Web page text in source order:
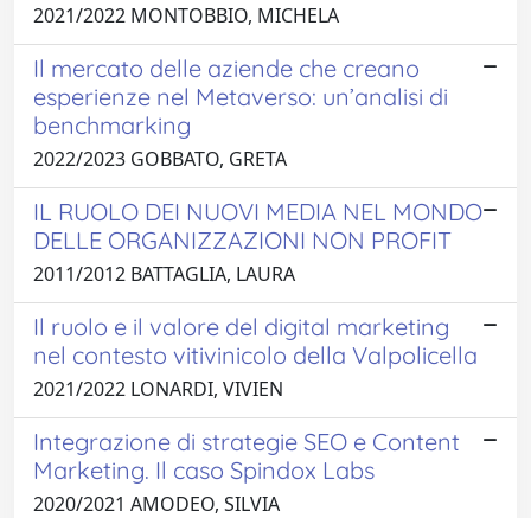
2021/2022 MONTOBBIO, MICHELA
Il mercato delle aziende che creano
esperienze nel Metaverso: un’analisi di
benchmarking
2022/2023 GOBBATO, GRETA
IL RUOLO DEI NUOVI MEDIA NEL MONDO
DELLE ORGANIZZAZIONI NON PROFIT
2011/2012 BATTAGLIA, LAURA
Il ruolo e il valore del digital marketing
nel contesto vitivinicolo della Valpolicella
2021/2022 LONARDI, VIVIEN
Integrazione di strategie SEO e Content
Marketing. Il caso Spindox Labs
2020/2021 AMODEO, SILVIA